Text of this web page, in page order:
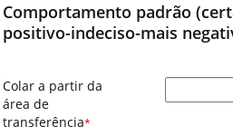
Comportamento padrão
positivo-indeciso-mais
Colar a partir da
área de
transferência*